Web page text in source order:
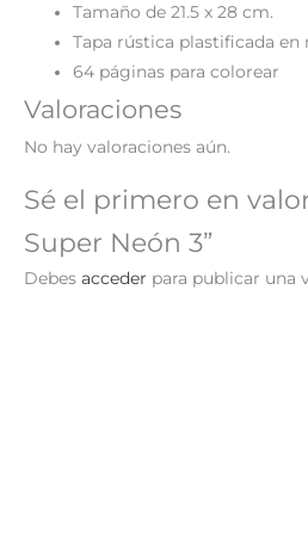
Tamaño de 21.5 x 28 cm.
Tapa rústica plastificada en
64 páginas para colorear
Valoraciones
No hay valoraciones aún.
Sé el primero en
Super Neón 3”
Debes acceder para publicar una